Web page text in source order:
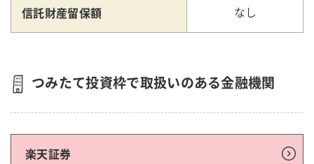
信託財産留保額 なし
つみたて投資枠で取扱いのある金融機関
楽天証券